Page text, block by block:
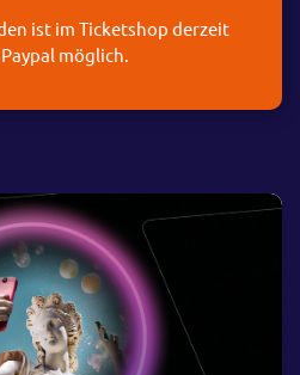
ist im Ticketshop derzeit
möglich.